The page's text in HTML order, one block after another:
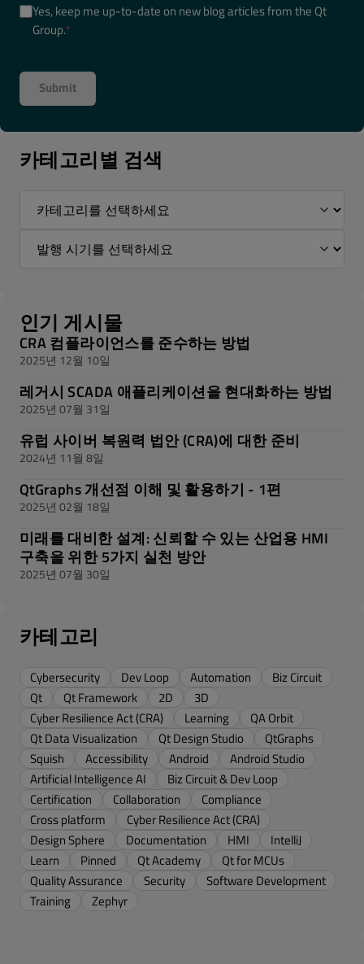
Yes, keep me up-to-date on new blog articles from the Qt
Group.*
카테고리별 검색
인기 게시물
CRA 컴플라이언스를 준수하는 방법
2025년 12월 10일
레거시 SCADA 애플리케이션을 현대화하는 방법
2025년 07월 31일
유럽 사이버 복원력 법안 (CRA)에 대한 준비
2024년 11월 8일
QtGraphs 개선점 이해 및 활용하기 - 1편
2025년 02월 18일
미래를 대비한 설계: 신뢰할 수 있는 산업용 HMI
구축을 위한 5가지 실천 방안
2025년 07월 30일
카테고리
Cybersecurity Dev Loop Automation
Biz Circuit
Qt
Qt Framework 2D
3D
Cyber Resilience Act (CRA)
Learning
QA Orbit
Qt Data Visualization
Qt Design Studio
QtGraphs
Squish
Accessibility Android
Android Studio
Artificial Intelligence AI
Biz Circuit & Dev Loop
Certification
Collaboration
Compliance
Cross platform
Cyber Resilience Act (CRA)
Design Sphere
Documentation HMI
IntelliJ
Learn
Pinned Qt Academy
Qt for MCUs
Quality Assurance
Security
Software Development
Training
Zephyr